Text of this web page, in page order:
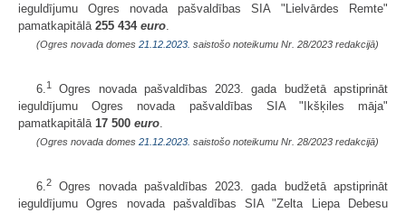
ieguldījumu Ogres novada pašvaldības SIA "Lielvārdes Remte"
pamatkapitālā 255 434 euro
(Ogres novada domes 21.12.2023. saistošo noteikumu Nr. 28/2023 redakcijā)
6. 1
Ogres novada pašvaldības 2023. gada budžetā apstiprināt
ieguldījumu Ogres novada pašvaldības SIA "Ikšķiles māja"
pamatkapitālā 17 500 euro
(Ogres novada domes 21.12.2023. saistošo noteikumu Nr. 28/2023 redakcijā)
6.2
Ogres novada pašvaldības 2023. gada budžetā apstiprināt
ieguldījumu Ogres novada pašvaldības SIA "Zelta Liepa Debesu